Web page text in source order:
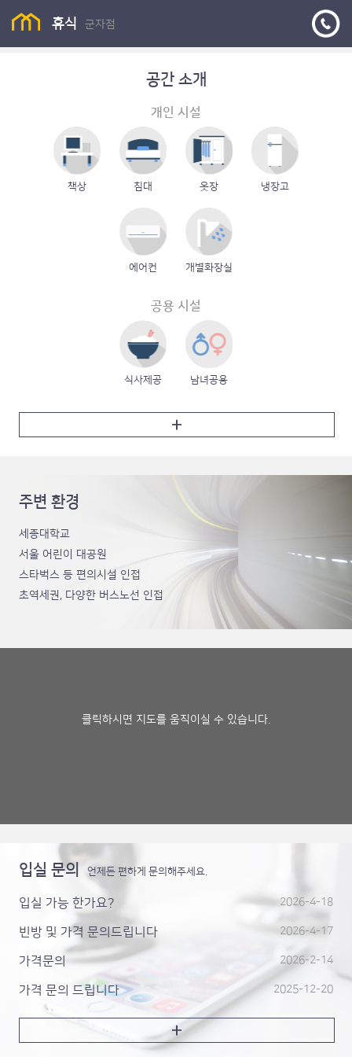
휴식 군자점
휴식 군자점 (플친)
공간 소개
개인 시설
책상 침대 옷장 냉장고
에어컨 개별화장실
공용 시설
식사제공 남녀공용
주변 환경
세종대학교
서울 어린이 대공원
스타벅스 등 편의시설 인접
초역세권, 다양한 버스노선 인접
클릭하시면 지도를 움직이실 수 있습니다.
입실 문의 언제든 편하게 문의해주세요.
입실 가능 한가요? 2026-4-18
빈방 및 가격 문의드립니다 2026-4-17
가격문의 2026-2-14
가격 문의 드립니다 2025-12-20